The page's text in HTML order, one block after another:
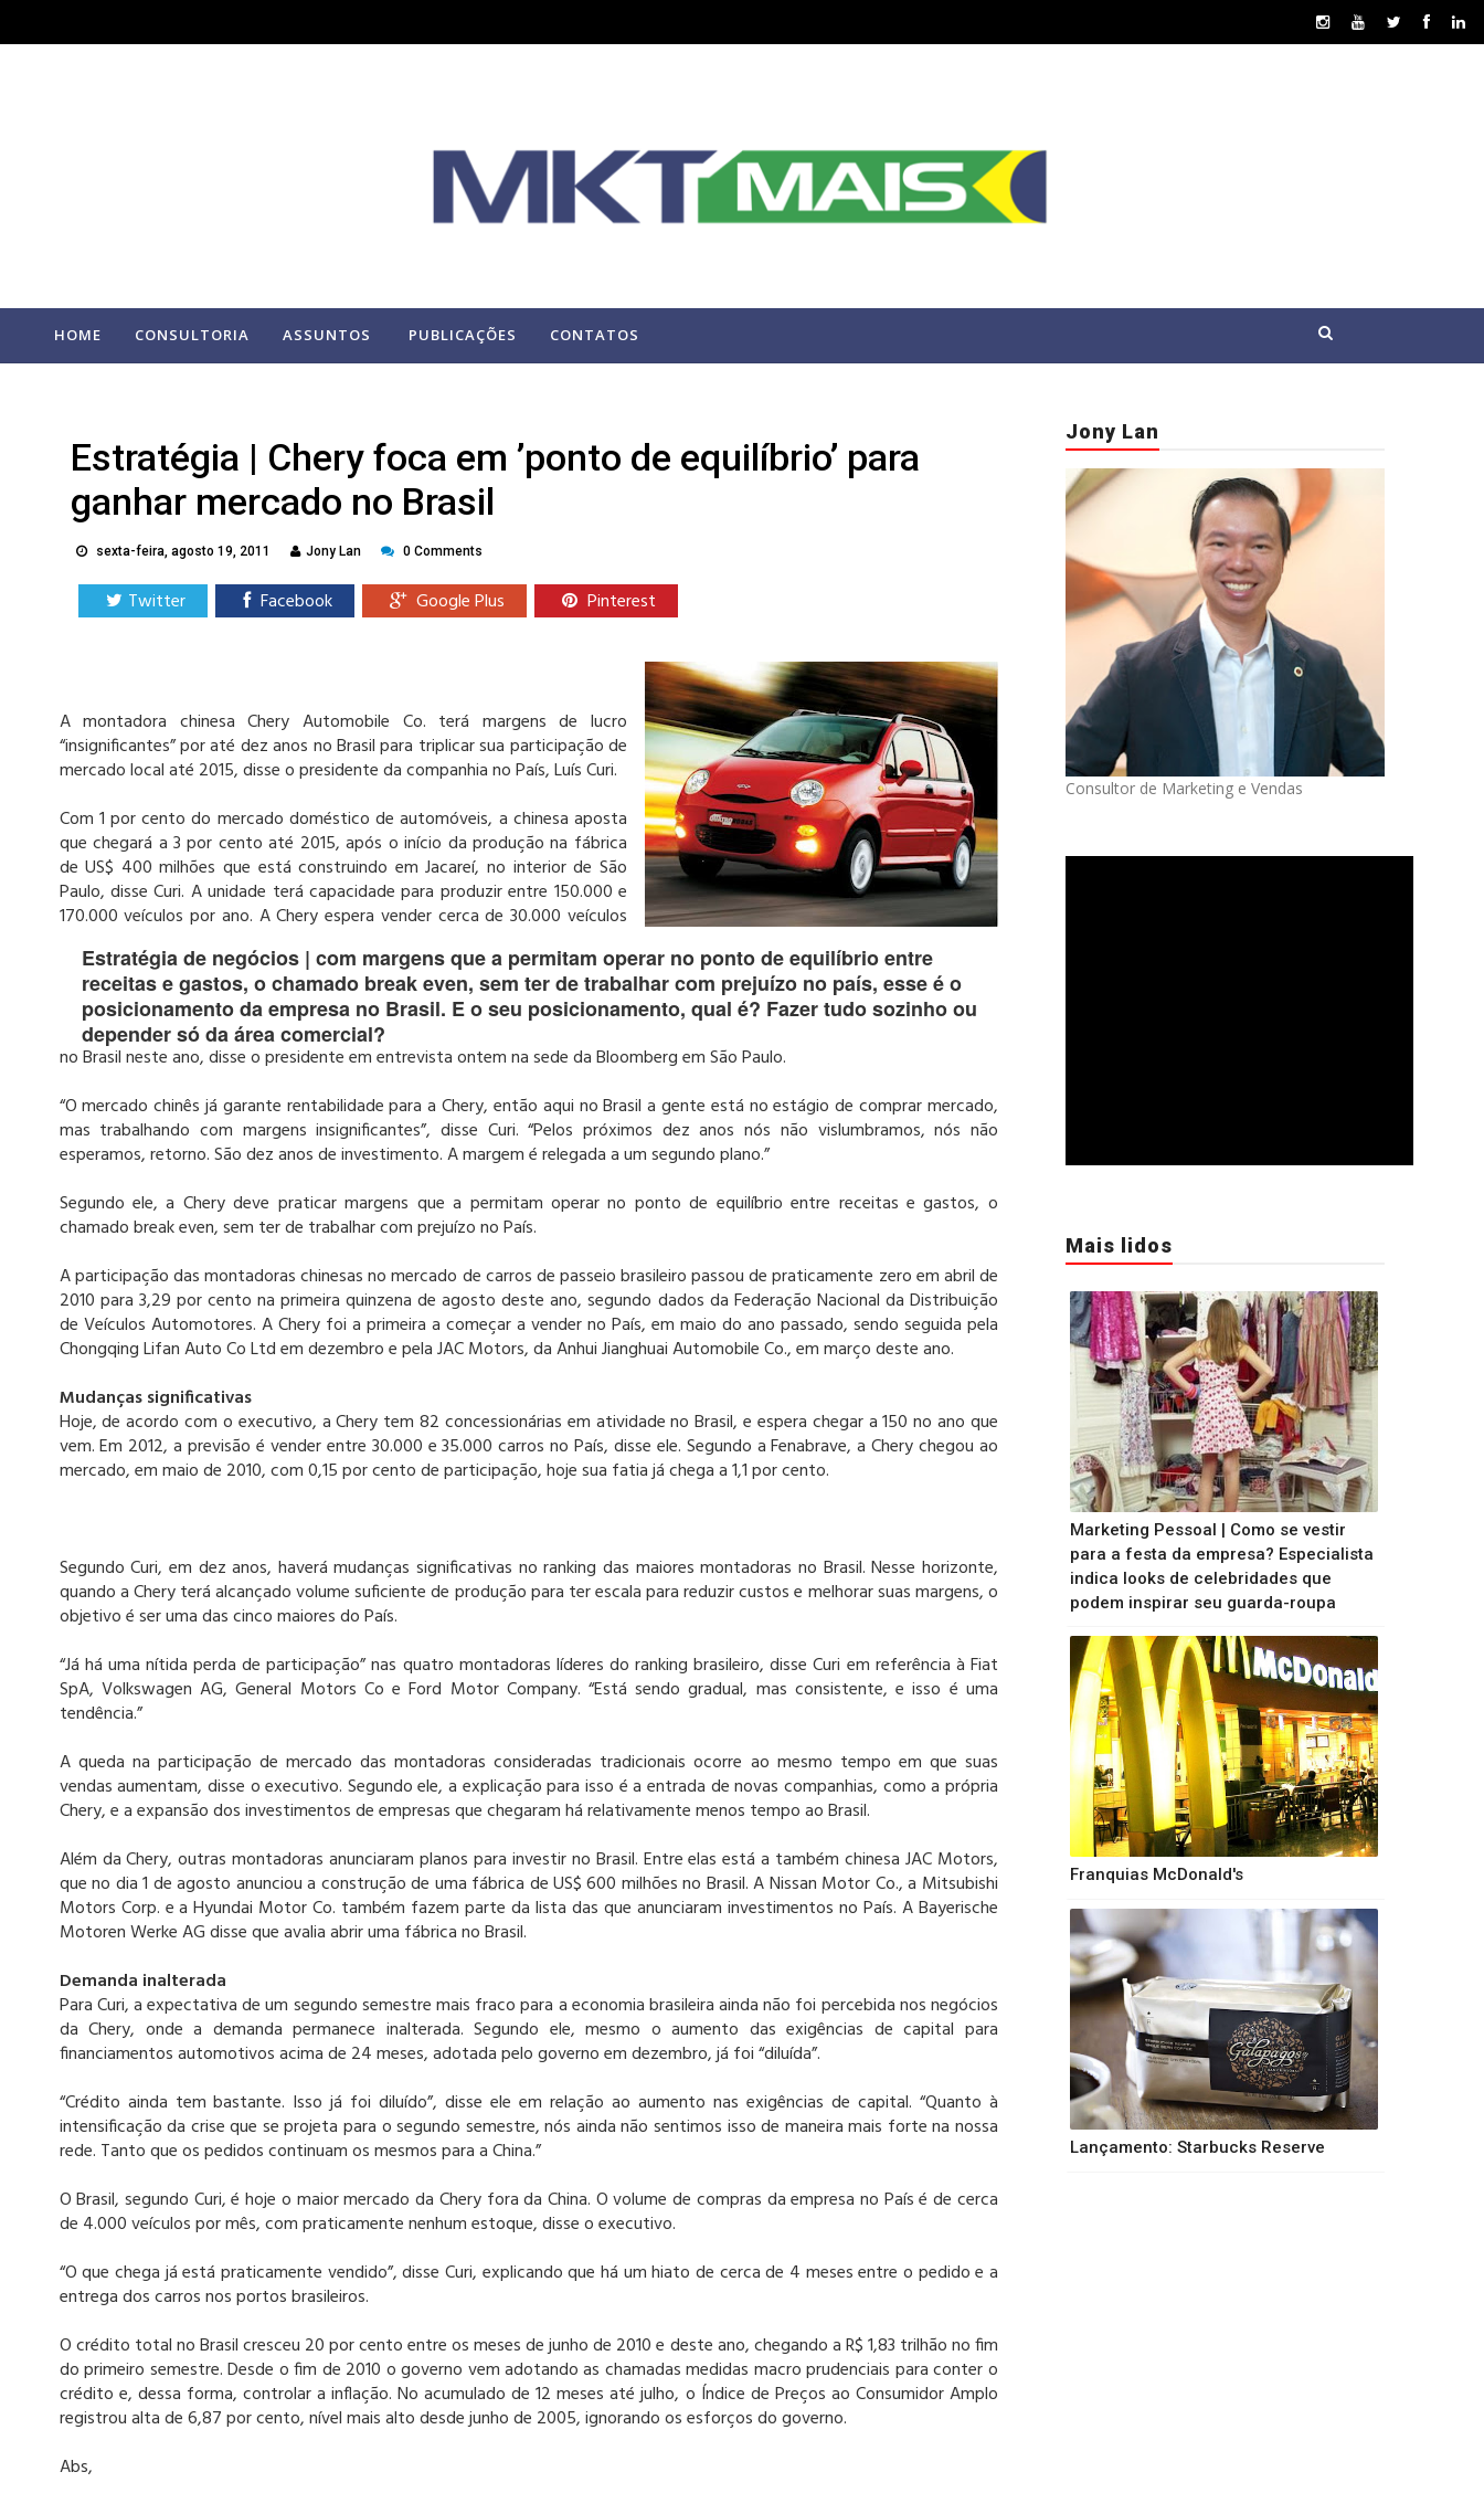
HOME CONSULTORIA ASSUNTOS PUBLICAÇÕES CONTATOS
Estratégia | Chery foca em ’ponto de equilíbrio’ para
ganhar mercado no Brasil
sexta-feira, agosto 19, 2011 Jony Lan 0 Comments
Twitter Facebook Google Plus Pinterest
Estratégia de negócios | com margens que a permitam operar no ponto de equilíbrio entre
receitas e gastos, o chamado break even, sem ter de trabalhar com prejuízo no país, esse é o
posicionamento da empresa no Brasil. E o seu posicionamento, qual é? Fazer tudo sozinho ou
depender só da área comercial?
A montadora chinesa Chery Automobile Co. terá margens de lucro
“insignificantes” por até dez anos no Brasil para triplicar sua participação de
mercado local até 2015, disse o presidente da companhia no País, Luís Curi.
Com 1 por cento do mercado doméstico de automóveis, a chinesa aposta
que chegará a 3 por cento até 2015, após o início da produção na fábrica
de US$ 400 milhões que está construindo em Jacareí, no interior de São
Paulo, disse Curi. A unidade terá capacidade para produzir entre 150.000 e
170.000 veículos por ano. A Chery espera vender cerca de 30.000 veículos
no Brasil neste ano, disse o presidente em entrevista ontem na sede da Bloomberg em São Paulo.
“O mercado chinês já garante rentabilidade para a Chery, então aqui no Brasil a gente está no estágio de comprar mercado,
mas trabalhando com margens insignificantes”, disse Curi. “Pelos próximos dez anos nós não vislumbramos, nós não
esperamos, retorno. São dez anos de investimento. A margem é relegada a um segundo plano.”
Segundo ele, a Chery deve praticar margens que a permitam operar no ponto de equilíbrio entre receitas e gastos, o
chamado break even, sem ter de trabalhar com prejuízo no País.
A participação das montadoras chinesas no mercado de carros de passeio brasileiro passou de praticamente zero em abril de
2010 para 3,29 por cento na primeira quinzena de agosto deste ano, segundo dados da Federação Nacional da Distribuição
de Veículos Automotores. A Chery foi a primeira a começar a vender no País, em maio do ano passado, sendo seguida pela
Chongqing Lifan Auto Co Ltd em dezembro e pela JAC Motors, da Anhui Jianghuai Automobile Co., em março deste ano.
Mudanças significativas
Hoje, de acordo com o executivo, a Chery tem 82 concessionárias em atividade no Brasil, e espera chegar a 150 no ano que
vem. Em 2012, a previsão é vender entre 30.000 e 35.000 carros no País, disse ele. Segundo a Fenabrave, a Chery chegou ao
mercado, em maio de 2010, com 0,15 por cento de participação, hoje sua fatia já chega a 1,1 por cento.
Segundo Curi, em dez anos, haverá mudanças significativas no ranking das maiores montadoras no Brasil. Nesse horizonte,
quando a Chery terá alcançado volume suficiente de produção para ter escala para reduzir custos e melhorar suas margens, o
objetivo é ser uma das cinco maiores do País.
“Já há uma nítida perda de participação” nas quatro montadoras líderes do ranking brasileiro, disse Curi em referência à Fiat
SpA, Volkswagen AG, General Motors Co e Ford Motor Company. “Está sendo gradual, mas consistente, e isso é uma
tendência.”
A queda na participação de mercado das montadoras consideradas tradicionais ocorre ao mesmo tempo em que suas
vendas aumentam, disse o executivo. Segundo ele, a explicação para isso é a entrada de novas companhias, como a própria
Chery, e a expansão dos investimentos de empresas que chegaram há relativamente menos tempo ao Brasil.
Além da Chery, outras montadoras anunciaram planos para investir no Brasil. Entre elas está a também chinesa JAC Motors,
que no dia 1 de agosto anunciou a construção de uma fábrica de US$ 600 milhões no Brasil. A Nissan Motor Co., a Mitsubishi
Motors Corp. e a Hyundai Motor Co. também fazem parte da lista das que anunciaram investimentos no País. A Bayerische
Motoren Werke AG disse que avalia abrir uma fábrica no Brasil.
Demanda inalterada
Para Curi, a expectativa de um segundo semestre mais fraco para a economia brasileira ainda não foi percebida nos negócios
da Chery, onde a demanda permanece inalterada. Segundo ele, mesmo o aumento das exigências de capital para
financiamentos automotivos acima de 24 meses, adotada pelo governo em dezembro, já foi “diluída”.
“Crédito ainda tem bastante. Isso já foi diluído”, disse ele em relação ao aumento nas exigências de capital. “Quanto à
intensificação da crise que se projeta para o segundo semestre, nós ainda não sentimos isso de maneira mais forte na nossa
rede. Tanto que os pedidos continuam os mesmos para a China.”
O Brasil, segundo Curi, é hoje o maior mercado da Chery fora da China. O volume de compras da empresa no País é de cerca
de 4.000 veículos por mês, com praticamente nenhum estoque, disse o executivo.
“O que chega já está praticamente vendido”, disse Curi, explicando que há um hiato de cerca de 4 meses entre o pedido e a
entrega dos carros nos portos brasileiros.
O crédito total no Brasil cresceu 20 por cento entre os meses de junho de 2010 e deste ano, chegando a R$ 1,83 trilhão no fim
do primeiro semestre. Desde o fim de 2010 o governo vem adotando as chamadas medidas macro prudenciais para conter o
crédito e, dessa forma, controlar a inflação. No acumulado de 12 meses até julho, o Índice de Preços ao Consumidor Amplo
registrou alta de 6,87 por cento, nível mais alto desde junho de 2005, ignorando os esforços do governo.
Abs,
Jony Lan
Consultor de Marketing e Vendas
Mais lidos
Marketing Pessoal | Como se vestir
para a festa da empresa? Especialista
indica looks de celebridades que
podem inspirar seu guarda-roupa
Franquias McDonald's
Lançamento: Starbucks Reserve